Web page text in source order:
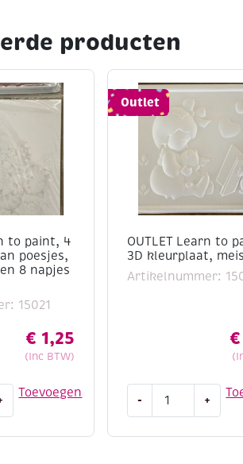
producten
to paint, 4
poesjes,
8 napjes
15021
€ 1,25
(Inc BTW)
Toevoegen
Outlet
OUTLET Learn to
3D kleurplaat,
Artikelnummer:
€
- +